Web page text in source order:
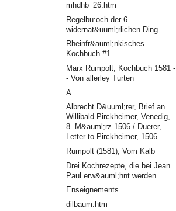
mhdhb_26.htm
Regelbu:och der 6
widernat&uuml;rlichen Ding
Rheinfr&auml;nkisches
Kochbuch #1
Marx Rumpolt, Kochbuch 1581 -
- Von allerley Turten
A
Albrecht D&uuml;rer, Brief an
Willibald Pirckheimer, Venedig,
8. M&auml;rz 1506 / Duerer,
Letter to Pirckheimer, 1506
Rumpolt (1581), Vom Kalb
Drei Kochrezepte, die bei Jean
Paul erw&auml;hnt werden
Enseignements
dilbaum.htm